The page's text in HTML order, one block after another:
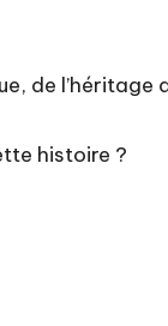
de
histoire ?